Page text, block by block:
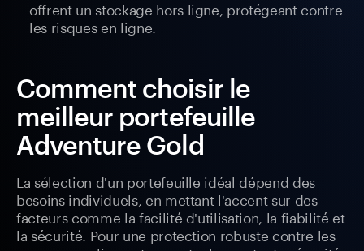
offrent un stockage hors ligne, protégeant contre
les risques en ligne.
Comment choisir le
meilleur portefeuille
Adventure Gold
La sélection d'un portefeuille idéal dépend des
besoins individuels, en mettant l'accent sur des
facteurs comme la facilité d'utilisation, la fiabilité et
la sécurité. Pour une protection robuste contre les